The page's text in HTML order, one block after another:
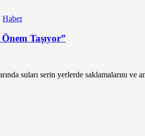
Haber
Taşıyor”
suları serin yerlerde saklamalarını ve